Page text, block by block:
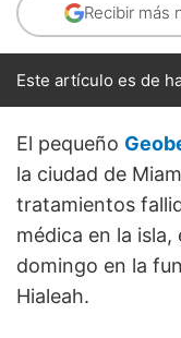
Recibir más
Este artículo es de
El pequeño
la ciudad de
tratamientos
médica en la
domingo en la
Hialeah.